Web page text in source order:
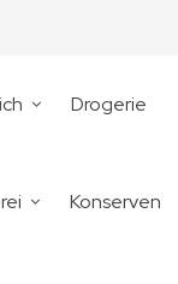
Drogerie
Konserven